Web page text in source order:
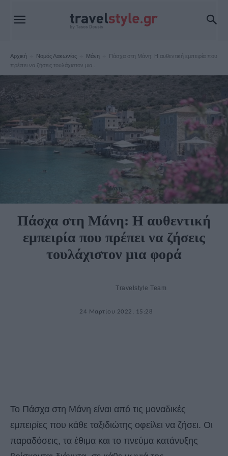
Αρχική Νομός Λακωνίας Μάνη
Πάσχα στη Μάνη: Η αυθεντική εμπειρία που
πρέπει να ζήσεις τουλάχιστον μια...
Μάνη
Πάσχα στη Μάνη: Η αυθεντική
εμπειρία που πρέπει να ζήσεις
τουλάχιστον μια φορά
Travelstyle Team
24 Μαρτίου 2022, 15:28
Το Πάσχα στη Μάνη είναι από τις μοναδικές
εμπειρίες που κάθε ταξιδιώτης οφείλει να ζήσει. Οι
παραδόσεις, τα έθιμα και το πνεύμα κατάνυξης